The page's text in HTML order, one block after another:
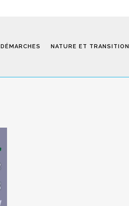
DÉMARCHES NATURE ET TRANSITION